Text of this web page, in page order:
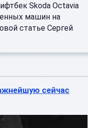
Skoda Octavia
машин на
статье Сергей
сейчас